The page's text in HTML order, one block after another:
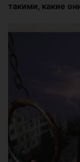
такими, какие